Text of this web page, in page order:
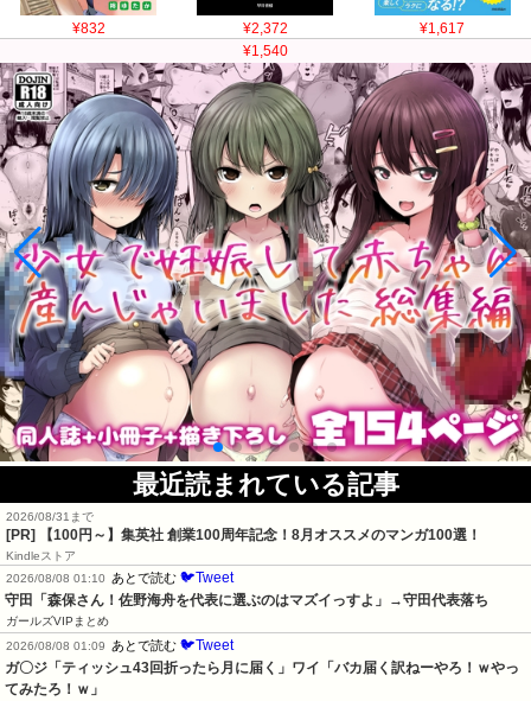
¥832 ¥2,372
¥1,617
¥1,540
最近読まれている記事
2026/08/31まで
[PR] 【100円～】集英社 創業100周年記念！8月オススメのマンガ100選！
Kindleストア
2026/08/08 01:10
あとで読む 🐦Tweet
守田「森保さん！佐野海舟を代表に選ぶのはマズイっすよ」→守田代表落ち
ガールズVIPまとめ
2026/08/08 01:09
あとで読む 🐦Tweet
ガ〇ジ「ティッシュ43回折ったら月に届く」ワイ「バカ届く訳ねーやろ！ｗやっ
てみたろ！ｗ」